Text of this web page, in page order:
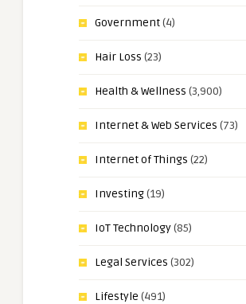
Government(4)
Hair Loss (23)
Health & Wellness (3,900)
Internet & Web Services (73)
Internet of Things (22)
Investing(19)
IoT Technology(85)
Legal Services (302)
Lifestyle (491)